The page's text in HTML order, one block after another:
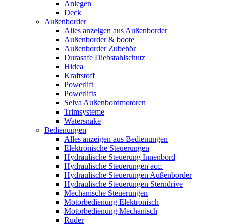
Anlegen
Deck
Außenborder
Alles anzeigen aus Außenborder
Außenborder & boote
Außenborder Zubehör
Durasafe Diebstahlschutz
Hidea
Kraftstoff
Powerlift
Powerlifts
Selva Außenbordmotoren
Trimsysteme
Watersnake
Bedienungen
Alles anzeigen aus Bedienungen
Elektronische Steuerungen
Hydraulische Steuerung Innenbord
Hydraulische Steuerungen acc.
Hydraulische Steuerungen Außenborder
Hydraulische Steuerungen Sterndrive
Mechanische Steuerungen
Motorbedienung Elektronisch
Motorbedienung Mechanisch
Ruder